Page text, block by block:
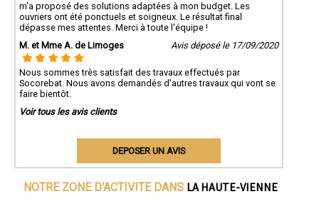
m'a proposé des solutions adaptées à mon budget. Les
ouvriers ont été ponctuels et soigneux. Le résultat final
dépasse mes attentes. Merci à toute l'équipe !
M. et Mme A. de Limoges
Avis déposé le 17/09/2020
Nous sommes très satisfait des travaux effectués par
Socorebat. Nous avons demandés d'autres travaux qui vont se
faire bientôt.
Voir tous les avis clients
DEPOSER UN AVIS
NOTRE ZONE D'ACTIVITE DANS LA HAUTE-VIENNE